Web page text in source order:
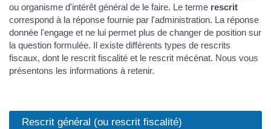
ou organisme d'intérêt général de le faire. Le terme rescrit
correspond à la réponse fournie par l'administration. La réponse
donnée l'engage et ne lui permet plus de changer de position sur
la question formulée. Il existe différents types de rescrits
fiscaux, dont le rescrit fiscalité et le rescrit mécénat. Nous vous
présentons les informations à retenir.
Rescrit général (ou rescrit fiscalité)